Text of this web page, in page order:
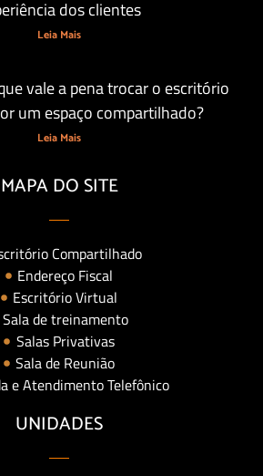
dos clientes
Leia Mais
vale a pena trocar o escritório
um espaço compartilhado?
Leia Mais
MAPA DO SITE
Compartilhado
Endereço Fiscal
Escritório Virtual
Sala de treinamento
Salas Privativas
Sala de Reunião
e Atendimento Telefônico
UNIDADES